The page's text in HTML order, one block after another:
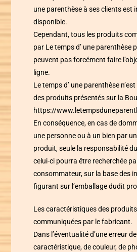
une parenthèseà ses clients est
disponible.
Cependant, tous les produits
par Le temps d’ une parenthèse
peuvent pas forcément faire
ligne.
Le temps d’ une parenthèse
des produits présentés sur la
https://
En conséquence, en cas de
une personne ou à un bien par
produit, seule la responsabilité
celui-ci pourra être recherchée
consommateur, sur la base des
figurant sur l’emballage dudit
Les caractéristiques des
communiquées par le fabricant.
Dans l’éventualité d’une erreur
caractéristique, de couleur, de